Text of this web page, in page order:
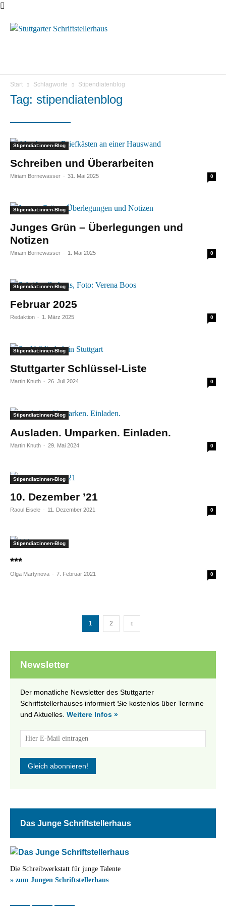
Start Schlagworte Stipendiatenblog
Tag: stipendiatenblog
Stipendiat:innen-Blog
Schreiben und Überarbeiten
Miriam Bornewasser - 31. Mai 2025 0
Stipendiat:innen-Blog
Junges Grün – Überlegungen und
Notizen
Miriam Bornewasser - 1. Mai 2025 0
Stipendiat:innen-Blog
Februar 2025
Redaktion - 1. März 2025 0
Stipendiat:innen-Blog
Stuttgarter Schlüssel-Liste
Martin Knuth - 26. Juli 2024 0
Stipendiat:innen-Blog
Ausladen. Umparken. Einladen.
Martin Knuth - 29. Mai 2024 0
Stipendiat:innen-Blog
10. Dezember ’21
Raoul Eisele - 11. Dezember 2021 0
Stipendiat:innen-Blog
***
Olga Martynova - 7. Februar 2021 0
1 2
Newsletter
Der monatliche Newsletter des Stuttgarter
Schriftstellerhauses informiert Sie kostenlos über Termine
und Aktuelles. Weitere Infos »
Das Junge Schriftstellerhaus
Die Schreibwerkstatt für junge Talente
» zum Jungen Schriftstellerhaus